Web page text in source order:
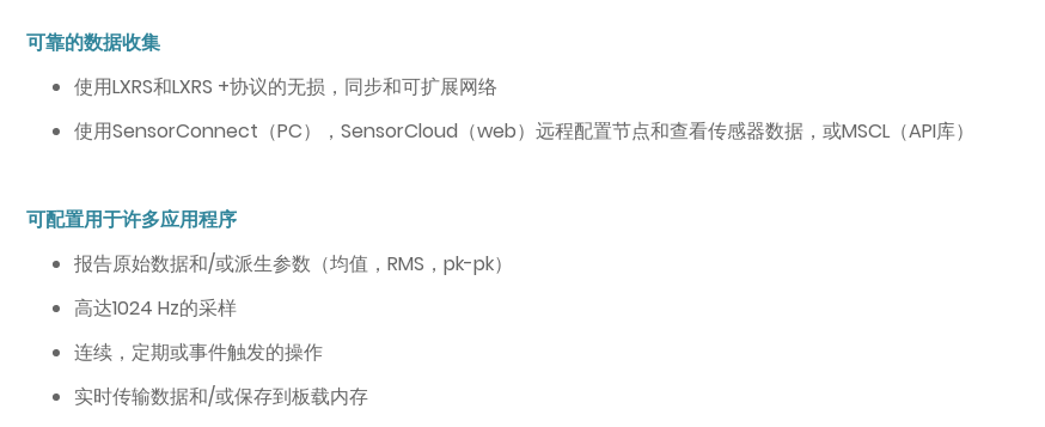
可靠的数据收集
使用LXRS和LXRS +协议的无损，同步和可扩展网络
使用SensorConnect（PC），SensorCloud（web）远程配置节点和查看传感器数据，或MSCL（API库）
可配置用于许多应用程序
报告原始数据和/或派生参数（均值，RMS，pk-pk）
高达1024 Hz的采样
连续，定期或事件触发的操作
实时传输数据和/或保存到板载内存